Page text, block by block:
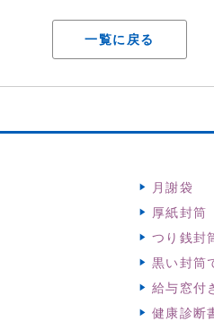
一覧に戻る
月謝袋
厚紙封筒
つり銭封
黒い封筒
給与窓付
健康診断